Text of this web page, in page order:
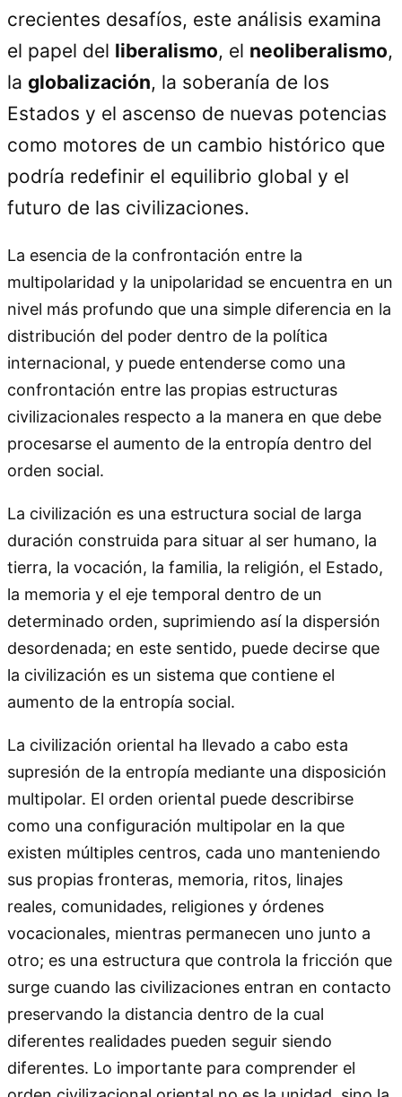
crecientes desafíos, este análisis examina
el papel del liberalismo, el neoliberalismo,
la globalización, la soberanía de los
Estados y el ascenso de nuevas potencias
como motores de un cambio histórico que
podría redefinir el equilibrio global y el
futuro de las civilizaciones.
La esencia de la confrontación entre la
multipolaridad y la unipolaridad se encuentra en un
nivel más profundo que una simple diferencia en la
distribución del poder dentro de la política
internacional, y puede entenderse como una
confrontación entre las propias estructuras
civilizacionales respecto a la manera en que debe
procesarse el aumento de la entropía dentro del
orden social.
La civilización es una estructura social de larga
duración construida para situar al ser humano, la
tierra, la vocación, la familia, la religión, el Estado,
la memoria y el eje temporal dentro de un
determinado orden, suprimiendo así la dispersión
desordenada; en este sentido, puede decirse que
la civilización es un sistema que contiene el
aumento de la entropía social.
La civilización oriental ha llevado a cabo esta
supresión de la entropía mediante una disposición
multipolar. El orden oriental puede describirse
como una configuración multipolar en la que
existen múltiples centros, cada uno manteniendo
sus propias fronteras, memoria, ritos, linajes
reales, comunidades, religiones y órdenes
vocacionales, mientras permanecen uno junto a
otro; es una estructura que controla la fricción que
surge cuando las civilizaciones entran en contacto
preservando la distancia dentro de la cual
diferentes realidades pueden seguir siendo
diferentes. Lo importante para comprender el